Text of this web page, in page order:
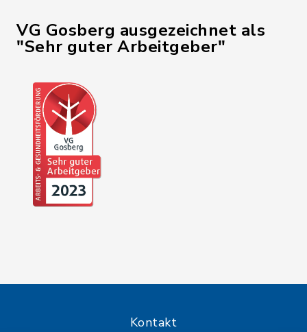
VG Gosberg ausgezeichnet als
"Sehr guter Arbeitgeber"
Kontakt